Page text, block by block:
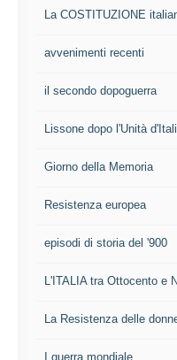
La COSTITUZIONE
avvenimenti recenti
il secondo dopoguerra
Lissone dopo l'Unità
Giorno della Memoria
Resistenza europea
episodi di storia del '900
L'ITALIA tra Ottocento e
La Resistenza delle
I guerra mondiale